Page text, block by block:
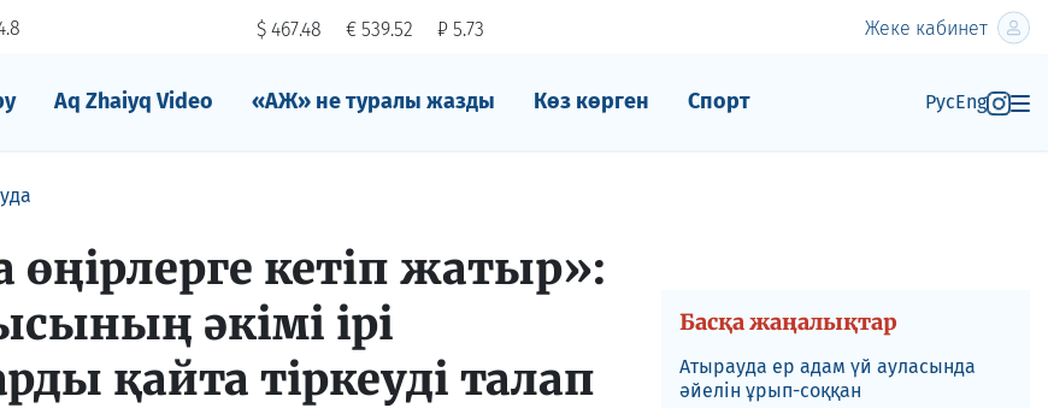
$ 467.48 € 539.52 ₽ 5.73 Жеке кабинет
Aq Zhaiyq Video «АЖ» не туралы жазды Көз көрген Спорт РусEng
өңірлерге кетіп жатыр»:
әкімі ірі
қайта тіркеуді талап
Басқа жаңалықтар
Атырауда ер адам үй ауласында
әйелін ұрып-соққан